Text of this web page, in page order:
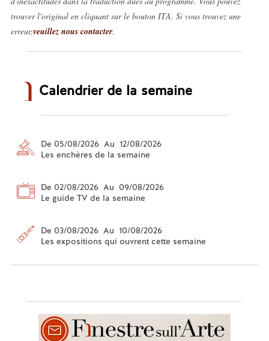
trouver l'original en cliquant sur le bouton ITA. Si vous trouvez une
erreur,veuillez nous contacter.
Calendrier de la semaine
De 05/08/2026 Au 12/08/2026
Les enchères de la semaine
De 02/08/2026 Au 09/08/2026
Le guide TV de la semaine
De 03/08/2026 Au 10/08/2026
Les expositions qui ouvrent cette semaine